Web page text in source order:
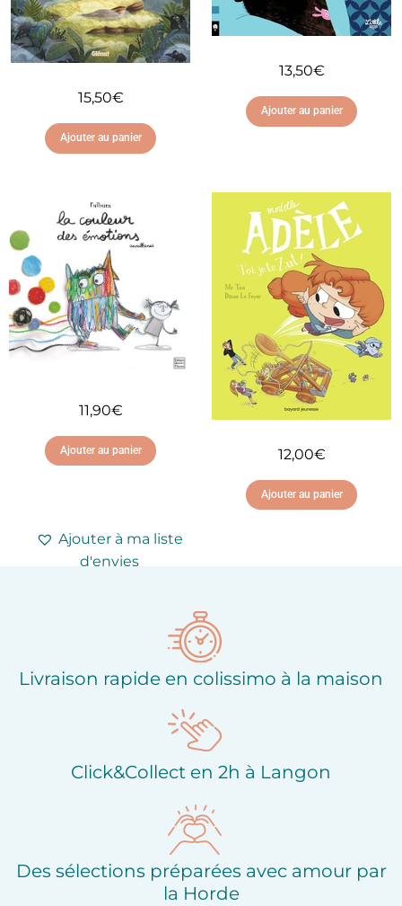
15,50€
Ajouter au panier
Ajouter à ma liste
d'envies
13,50€
Ajouter au panier
Ajouter à ma liste
d'envies
11,90€
Ajouter au panier
Ajouter à ma liste
d'envies
12,00€
Ajouter au panier
Livraison rapide en colissimo à la maison
Click&Collect en 2h à Langon
Des sélections préparées avec amour par
la Horde